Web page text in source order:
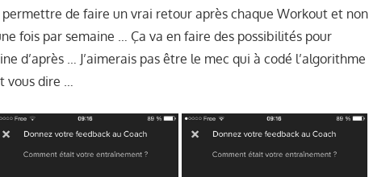
permettre de faire un vrai retour après chaque Workout et non
fois par semaine … Ça va en faire des possibilités pour
d’après … J’aimerais pas être le mec qui à codé l’algorithme
dire …